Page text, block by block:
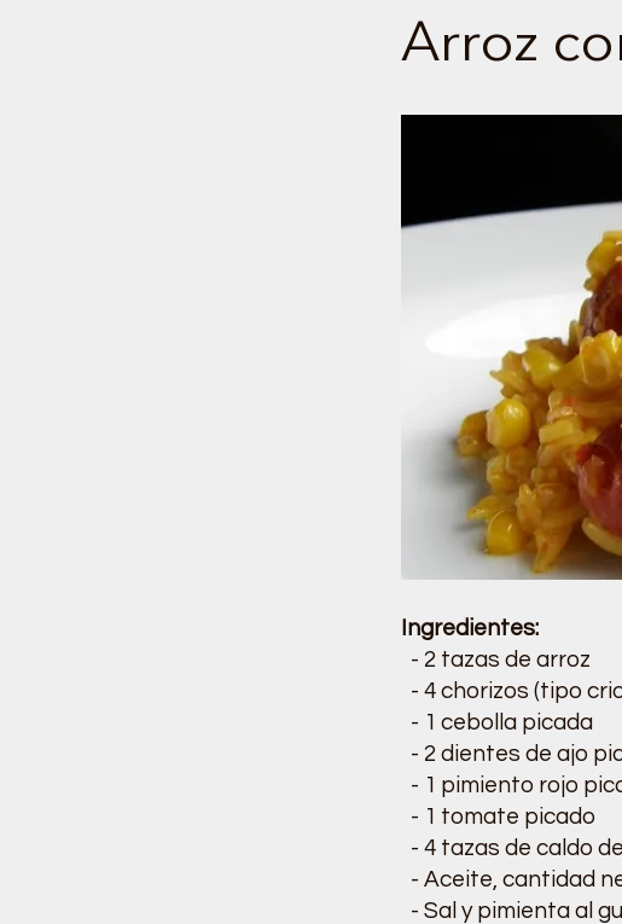
Arroz
Ingredientes:
- 2 tazas de arroz
- 4 chorizos (tipo
- 1 cebolla picada
- 2 dientes de ajo
- 1 pimiento rojo
- 1 tomate picado
- 4 tazas de caldo
- Aceite, cantidad
- Sal y pimienta al